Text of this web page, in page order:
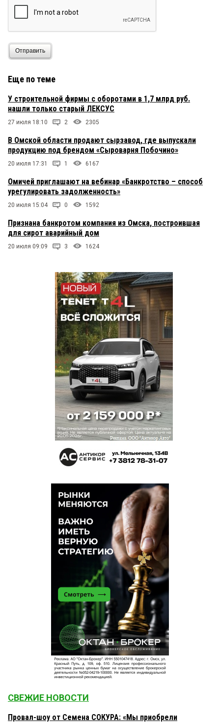
Отправить
Еще по теме
У строительной фирмы с оборотами в 1,7 млрд руб.
нашли только старый ЛЕКСУС
27 июля 18:10 2 2305
В Омской области продают сырзавод, где выпускали
продукцию под брендом «Сыроварня Побочино»
20 июля 17:31 1 6167
Омичей приглашают на вебинар «Банкротство – способ
урегулировать задолженность»
20 июля 15:04 0 1592
Признана банкротом компания из Омска, построившая
для сирот аварийный дом
20 июля 09:09 3 1624
СВЕЖИЕ НОВОСТИ
Провал-шоу от Семена СОКУРА: «Мы приобрели